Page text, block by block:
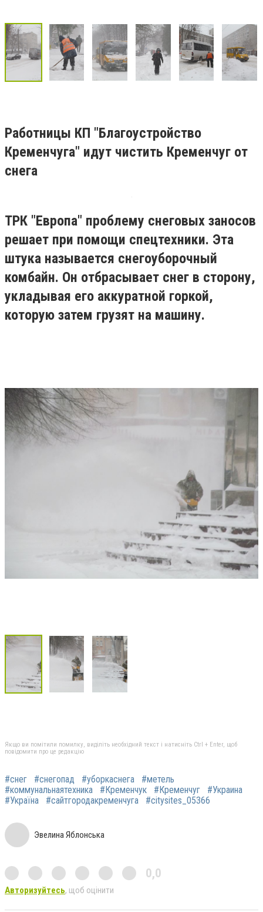
Работницы КП "Благоустройство
Кременчуга" идут чистить Кременчуг от
снега
ТРК "Европа" проблему снеговых заносов
решает при помощи спецтехники. Эта
штука называется снегоуборочный
комбайн. Он отбрасывает снег в сторону,
укладывая его аккуратной горкой,
которую затем грузят на машину.
Якщо ви помітили помилку, виділіть необхідний текст і натисніть Ctrl + Enter, щоб
повідомити про це редакцію
#снег #снегопад #уборкаснега
#метель
#коммунальнаятехника
#Кременчук‬ #‎Кременчуг‬
#‎Украина‬
#‎Україна‬
#‎сайтгородакременчуга‬ #‎citysites_05366‬
Эвелина Яблонська
0,0
Авторизуйтесь, щоб оцінити